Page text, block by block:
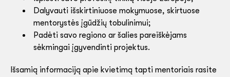
Dalyvauti išskirtiniuose mokymuose, skirtuose
mentorystės įgūdžių tobulinimui;
Padėti savo regiono ar šalies pareiškėjams
sėkmingai įgyvendinti projektus.
Išsamią informaciją apie kvietimą tapti mentoriais rasite